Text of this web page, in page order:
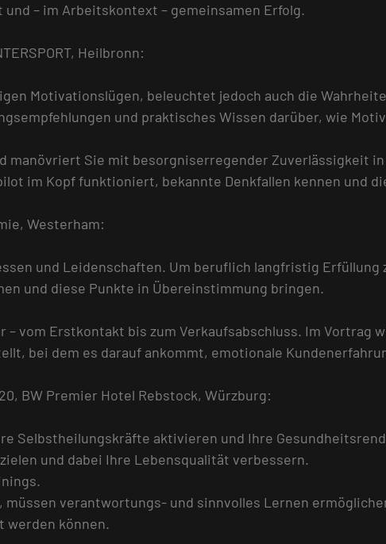
– im Arbeitskontext – gemeinsamen Erfolg.
Heilbronn:
Motivationslügen, beleuchtet jedoch auch die
und praktisches Wissen darüber, wie
manövriert Sie mit besorgniserregender Zuverlässigkeit
im Kopf funktioniert, bekannte Denkfallen kennen und
Westerham:
und Leidenschaften. Um beruflich langfristig Erfüllung
und diese Punkte in Übereinstimmung bringen.
vom Erstkontakt bis zum Verkaufsabschluss. Im Vortrag
bei dem es darauf ankommt, emotionale
BW Premier Hotel Rebstock, Würzburg:
Selbstheilungskräfte aktivieren und Ihre
und dabei Ihre Lebensqualität verbessern.
verantwortungs- und sinnvolles Lernen
werden können.